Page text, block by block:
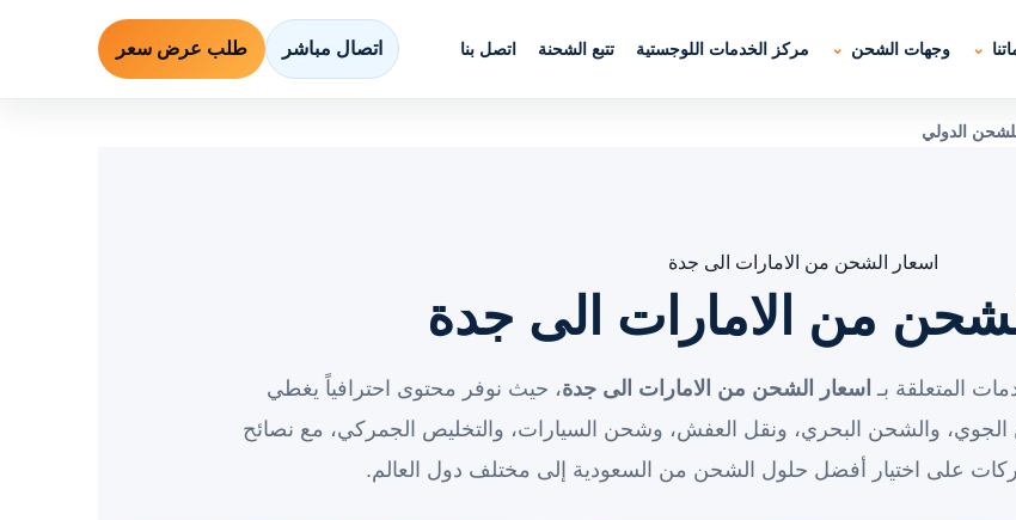
وجهات الشحن مركز الخدمات اللوجستية تتبع الشحنة اتصل بنا اتصال مباشر طلب عرض سعر
الدولي
اسعار الشحن من الامارات الى جدة
من الامارات الى جدة
المتعلقة بـ اسعار الشحن من الامارات الى جدة، حيث نوفر محتوى احترافياً يغطي
والشحن البحري، ونقل العفش، وشحن السيارات، والتخليص الجمركي، مع نصائح
على اختيار أفضل حلول الشحن من السعودية إلى مختلف دول العالم.